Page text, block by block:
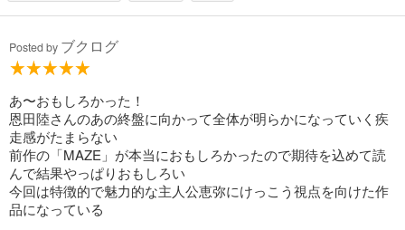
Posted by ブクログ
あ〜おもしろかった！
恩田陸さんのあの終盤に向かって全体が明らかになっていく疾
走感がたまらない
前作の「MAZE」が本当におもしろかったので期待を込めて読
んで結果やっぱりおもしろい
今回は特徴的で魅力的な主人公恵弥にけっこう視点を向けた作
品になっている